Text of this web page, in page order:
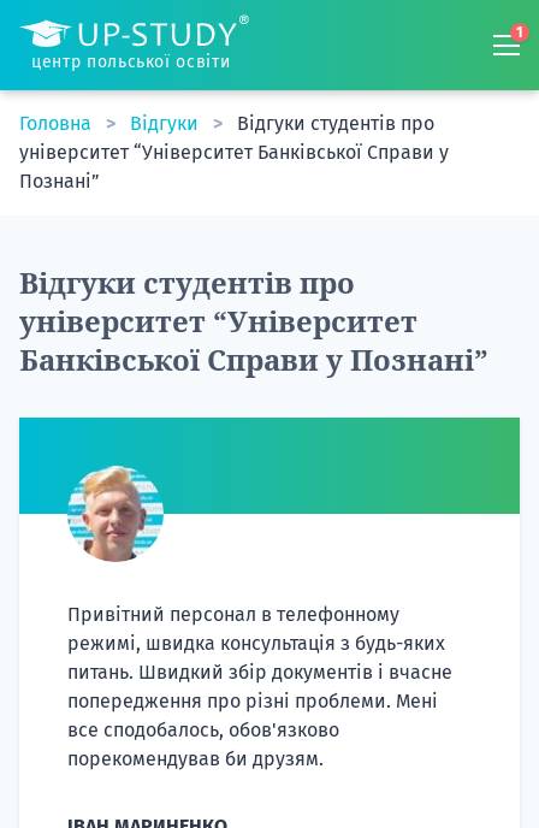
центр польської освіти
1
Головна Відгуки
Відгуки студентів про
університет “Університет Банківської Справи у
Познані”
Відгуки студентів про
університет “Університет
Банківської Справи у Познані”
Привітний персонал в телефонному
режимі, швидка консультація з будь-яких
питань. Швидкий збір документів і вчасне
попередження про різні проблеми. Мені
все сподобалось, обов'язково
порекомендував би друзям.